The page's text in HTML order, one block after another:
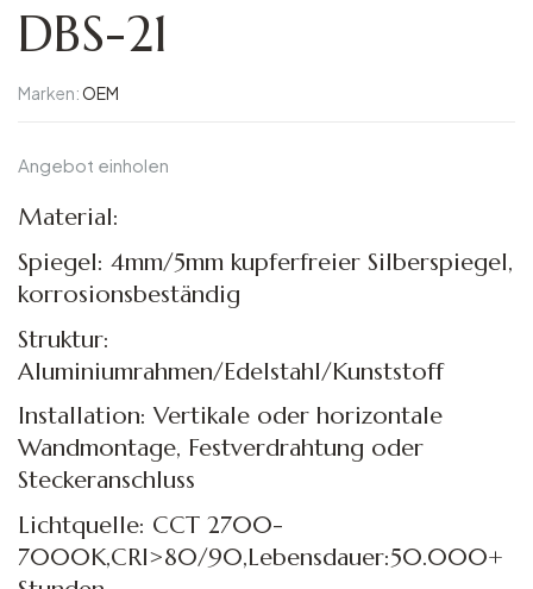
DBS-21
Marken:OEM
Angebot einholen
Material:
Spiegel: 4mm/5mm kupferfreier Silberspiegel,
korrosionsbeständig
Struktur:
Aluminiumrahmen/Edelstahl/Kunststoff
Installation: Vertikale oder horizontale
Wandmontage, Festverdrahtung oder
Steckeranschluss
Lichtquelle: CCT 2700-
7000K,CRI>80/90,Lebensdauer:50.000+